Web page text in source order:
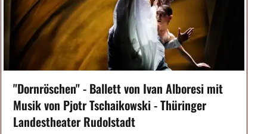
"Dornröschen" - Ballett von Ivan Alboresi mit
Musik von Pjotr Tschaikowski - Thüringer
Landestheater Rudolstadt